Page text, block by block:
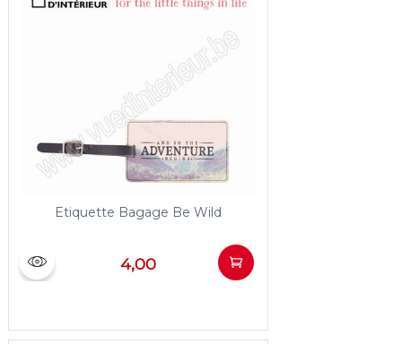
Etiquette Bagage Be Wild
4,00